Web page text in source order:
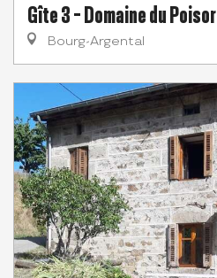
Gîte 3 - Domaine du Poisor
Bourg-Argental